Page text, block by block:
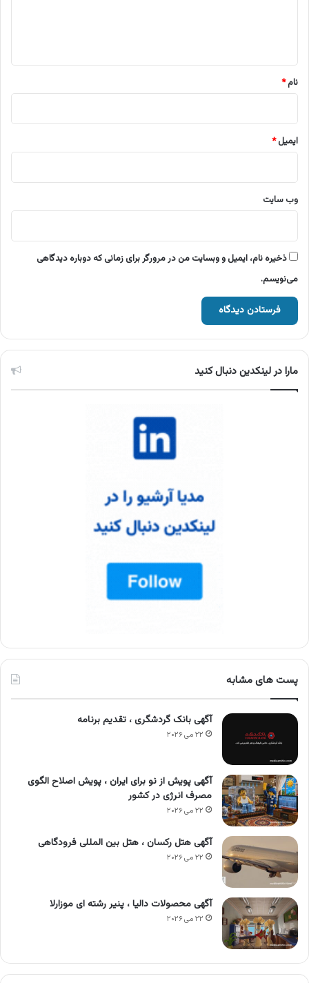
نام*
ایمیل*
وب‌ سایت
ذخیره نام، ایمیل و وبسایت من در مرورگر برای زمانی که دوباره دیدگاهی
می‌نویسم.
مارا در لینکدین دنبال کنید
پست های مشابه
آگهی بانک گردشگری ، تقدیم برنامه
۲۲ می ۲۰۲۶
آگهی پویش از نو برای ایران ، پویش اصلاح الگوی
مصرف انرژی در کشور
۲۲ می ۲۰۲۶
آگهی هتل رکسان ، هتل بین المللی فرودگاهی
۲۲ می ۲۰۲۶
آگهی محصولات دالیا ، پنیر رشته ای موزارلا
۲۲ می ۲۰۲۶